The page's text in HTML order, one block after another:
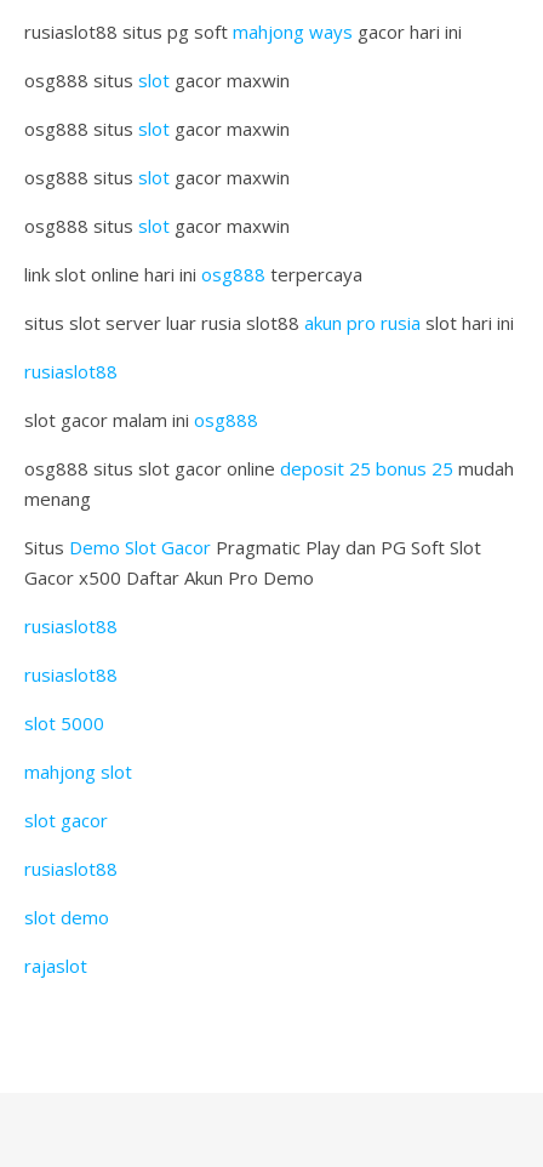
rusiaslot88 situs pg soft mahjong ways gacor hari ini
osg888 situs slot gacor maxwin
osg888 situs slot gacor maxwin
osg888 situs slot gacor maxwin
osg888 situs slot gacor maxwin
link slot online hari ini osg888 terpercaya
situs slot server luar rusia slot88 akun pro rusia slot hari ini
rusiaslot88
slot gacor malam ini osg888
osg888 situs slot gacor online deposit 25 bonus 25 mudah
menang
Situs Demo Slot Gacor Pragmatic Play dan PG Soft Slot
Gacor x500 Daftar Akun Pro Demo
rusiaslot88
rusiaslot88
slot 5000
mahjong slot
slot gacor
rusiaslot88
slot demo
rajaslot